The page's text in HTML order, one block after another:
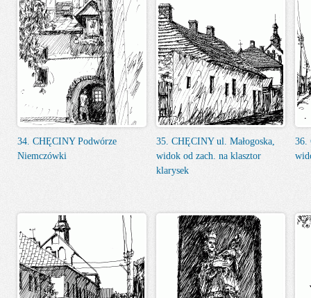
34. CHĘCINY Podwórze
Niemczówki
35. CHĘCINY ul. Małogoska,
widok od zach. na klasztor
klarysek
36.